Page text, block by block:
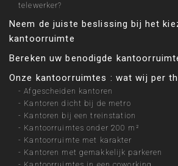
telewerker?
Neem de juiste beslissing bij het
kantoorruimte
Bereken uw benodigde
Onze kantoorruimtes : wat wij per
-Afgescheiden kantoren
- Kantoren dicht bij de metro
- Kantoren bij een treinstation
- Kantoorruimtes onder 200 m²
- Kantoorruimte met karakter
- Kantoren met gemakkelijk parkeren